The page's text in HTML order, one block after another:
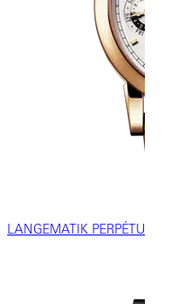
LANGEMATIK PERPÉTUELLE